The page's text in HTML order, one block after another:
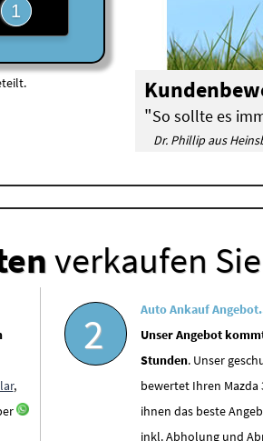
1
"So sollte es
Dr. Phillip aus
verkaufen
,
2
Auto Ankauf
Unser Angebot
Stunden. Unser
bewertet Ihren Mazda
ihnen das beste
inkl. Abholung und